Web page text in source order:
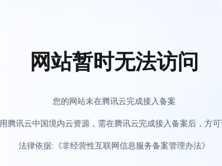
网站暂时无法访问
您的网站未在腾讯云完成接入备案
腾讯云中国境内云资源，需在腾讯云完成接入备案后，方
法律依据:《非经营性互联网信息服务备案管理办法》